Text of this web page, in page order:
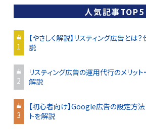
人気記事TOP5
1
【やさしく解説】リスティング広告と
説
2
リスティング広告の運用代行のメリッ
解説
3
【初心者向け】Google広告の設定方
トを解説